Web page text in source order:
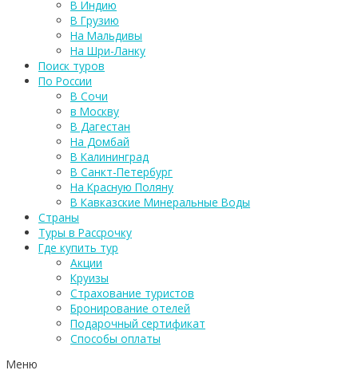
В Индию
В Грузию
На Мальдивы
На Шри-Ланку
Поиск туров
По России
В Сочи
в Москву
В Дагестан
На Домбай
В Калининград
В Санкт-Петербург
На Красную Поляну
В Кавказские Минеральные Воды
Страны
Туры в Рассрочку
Где купить тур
Акции
Круизы
Страхование туристов
Бронирование отелей
Подарочный сертификат
Способы оплаты
Меню